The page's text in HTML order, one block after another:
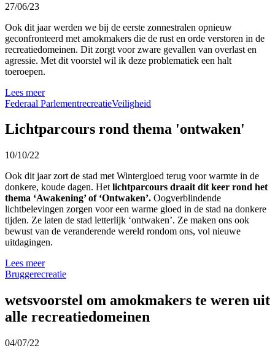
27/06/23
Ook dit jaar werden we bij de eerste zonnestralen opnieuw
geconfronteerd met amokmakers die de rust en orde verstoren in de
recreatiedomeinen. Dit zorgt voor zware gevallen van overlast en
agressie. Met dit voorstel wil ik deze problematiek een halt
toeroepen.
Lees meer
Federaal ParlementrecreatieVeiligheid
Lichtparcours rond thema 'ontwaken'
10/10/22
Ook dit jaar zort de stad met Wintergloed terug voor warmte in de
donkere, koude dagen. Het lichtparcours draait dit keer rond het
thema ‘Awakening’ of ‘Ontwaken’. Oogverblindende
lichtbelevingen zorgen voor een warme gloed in de stad na donkere
tijden. Ze laten de stad letterlijk ‘ontwaken’. Ze maken ons ook
bewust van de veranderende wereld rondom ons, vol nieuwe
uitdagingen.
Lees meer
Bruggerecreatie
wetsvoorstel om amokmakers te weren uit
alle recreatiedomeinen
04/07/22